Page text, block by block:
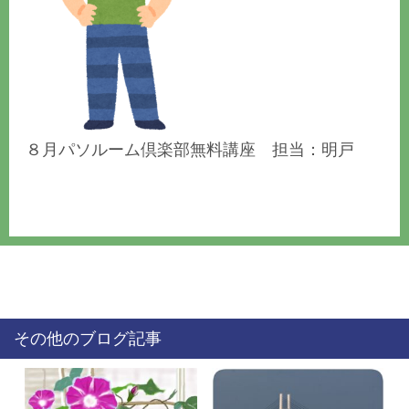
８月パソルーム倶楽部無料講座 担当：明戸
その他のブログ記事